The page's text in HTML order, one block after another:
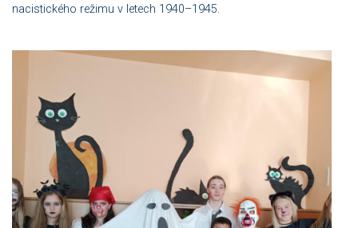
nacistického režimu v letech 1940–1945.